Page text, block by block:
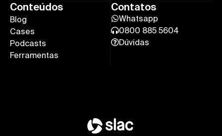
Conteúdos
Blog
Cases
Podcasts
Ferramentas
Contatos
Whatsapp
0800 885 5604
Dúvidas